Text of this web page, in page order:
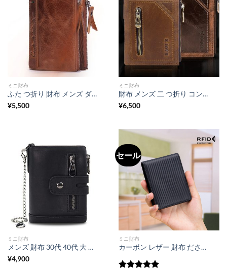
ミニ財布
ふた つ折り 財布 メンズ ダブルファスナー コンタクツ 財布 牛革 サイフ レディース オススメ
¥5,500
ミニ財布
財布 メンズ 二 つ折り コンパクト 財布 クレイジーホースレザー 多 機能 財布 ミニウォレット チェーン
¥6,500
ミニ財布
メンズ 財布 30代 40代 大 容量 財布 牛革 ウォレット チェーン 財布 rfid スキミング防止
¥4,900
セール
ミニ財布
カーボン レザー 財布 ださい 二つ折り メンズ 財布 ブランド 20 代 男性 財布 コイン収納